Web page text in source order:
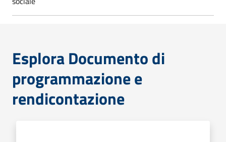
Esplora Documento di
programmazione e
rendicontazione